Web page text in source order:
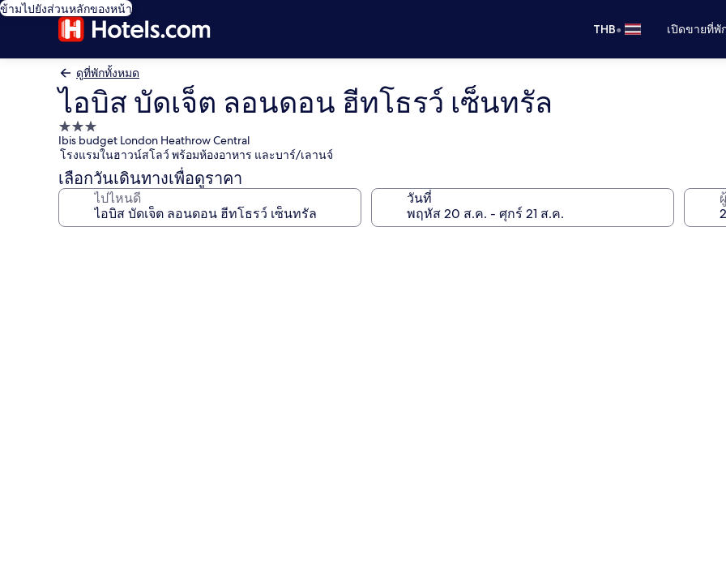
ข้ามไปยังส่วนหลักของหน้า
THB• เปิดขายที่
ดูที่พักทั้งหมด
ไอบิส บัดเจ็ต ลอนดอน ฮีทโธรว์ เซ็นทรัล
ที่พัก
3.0
ดาว
Ibis budget London Heathrow Central
โรงแรมในฮาวน์สโลว์ พร้อมห้องอาหาร และบาร์/เลานจ์
เลือกวันเดินทางเพื่อดูราคา
ไปไหนดี วันที่